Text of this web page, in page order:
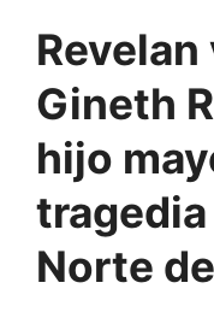
Gineth
hijo
Norte